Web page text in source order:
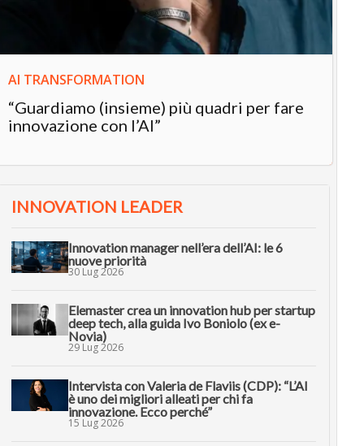
AI TRANSFORMATION
“Guardiamo (insieme) più quadri per fare
innovazione con l’AI”
INNOVATION LEADER
Innovation manager nell’era dell’AI: le 6
nuove priorità
30 Lug 2026
Elemaster crea un innovation hub per startup
deep tech, alla guida Ivo Boniolo (ex e-
Novia)
29 Lug 2026
Intervista con Valeria de Flaviis (CDP): “L’AI
è uno dei migliori alleati per chi fa
innovazione. Ecco perché”
15 Lug 2026